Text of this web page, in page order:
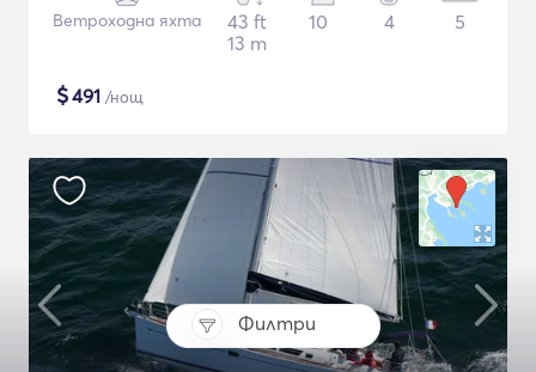
Филтри
Ветроходна яхта
43 ft
13 m
10 4 5
$491 /нощ